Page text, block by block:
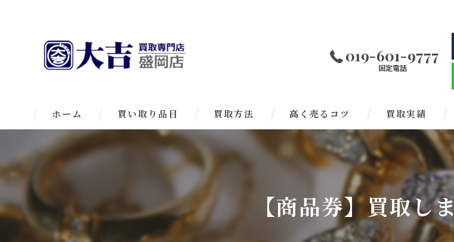
019-601-9777
固定電話
ホーム 買い取り品目 買取方法 高く売るコツ 買取実績
【商品券】買取し